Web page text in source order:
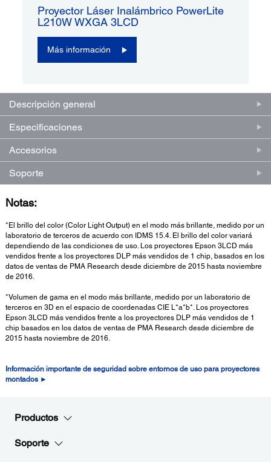
Proyector Láser Inalámbrico PowerLite
L210W WXGA 3LCD
Más información
Descripción general
Especificaciones
Accesorios
Soporte
Notas:
*El brillo del color (Color Light Output) en el modo más brillante, medido por un
laboratorio de terceros de acuerdo con IDMS 15.4. El brillo del color variará
dependiendo de las condiciones de uso. Los proyectores Epson 3LCD más
vendidos frente a los proyectores DLP más vendidos de 1 chip, basados en los
datos de ventas de PMA Research desde diciembre de 2015 hasta noviembre
de 2016.
*Volumen de gama en el modo más brillante, medido por un laboratorio de
terceros en 3D en el espacio de coordenadas CIE L*a*b*. Los proyectores
Epson 3LCD más vendidos frente a los proyectores DLP más vendidos de 1
chip basados en los datos de ventas de PMA Research desde diciembre de
2015 hasta noviembre de 2016.
Información importante de seguridad sobre entornos de uso para proyectores
montados ►
Productos
Soporte